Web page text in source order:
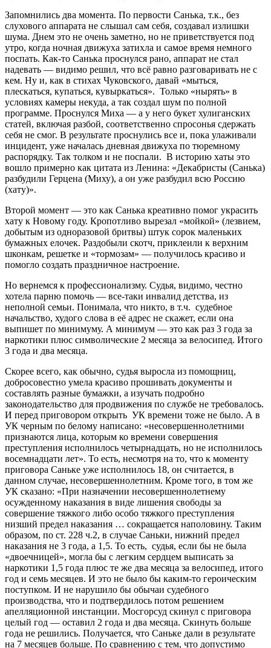
Запомнились два момента. По первости Санька, т.к., без
слухового аппарата не слышал сам себя, создавал излишки
шума. Днем это не очень заметно, но не приветствуется под
утро, когда ночная движуха затихла и самое время немного
поспать. Как-то Санька проснулся рано, аппарат не стал
надевать — видимо решил, что всё равно разговаривать не с
кем. Ну и, как в стихах Чуковского, давай «мыться,
плескаться, купаться, кувыркаться». Только «нырять» в
условиях камеры некуда, а так создал шум по полной
программе. Проснулся Миха — а у него букет хулиганских
статей, включая разбой, соответственно спросонья сдержать
себя не смог. В результате проснулись все и, пока улаживали
инцидент, уже началась дневная движуха по тюремному
распорядку. Так толком и не поспали. В историю хаты это
вошло примерно как цитата из Ленина: «Декабристы (Санька)
разбудили Герцена (Миху), а он уже разбудил всю Россию
(хату)».
Второй момент — это как Санька креативно помог украсить
хату к Новому году. Кропотливо вырезал «мойкой» (лезвием,
добытым из одноразовой бритвы) штук сорок маленьких
бумажных елочек. Раздобыли скотч, приклеили к верхним
шконкам, решетке и «тормозам» — получилось красиво и
помогло создать праздничное настроение.
Но вернемся к профессионализму. Судья, видимо, честно
хотела парню помочь — все-таки инвалид детства, из
неполной семьи. Понимала, что никто, в т.ч. судебное
начальство, худого слова в её адрес не скажет, если она
выпишет по минимуму. А минимум — это как раз 3 года за
наркотики плюс символические 2 месяца за велосипед. Итого
3 года и два месяца.
Скорее всего, как обычно, судья выросла из помощниц,
добросовестно умела красиво прошивать документы и
составлять разные бумажки, а изучать подробно
законодательство для продвижения по службе не требовалось.
И перед приговором открыть УК времени тоже не было. А в
УК черным по белому написано: «несовершеннолетними
признаются лица, которым ко времени совершения
преступления исполнилось четырнадцать, но не исполнилось
восемнадцати лет». То есть, несмотря на то, что к моменту
приговора Саньке уже исполнилось 18, он считается, в
данном случае, несовершеннолетним. Кроме того, в том же
УК сказано: «При назначении несовершеннолетнему
осужденному наказания в виде лишения свободы за
совершение тяжкого либо особо тяжкого преступления
низший предел наказания … сокращается наполовину. Таким
образом, по ст. 228 ч.2, в случае Саньки, нижний предел
наказания не 3 года, а 1,5. То есть, судья, если бы не была
«двоечницей», могла бы с легким сердцем выписать за
наркотики 1,5 года плюс те же два месяца за велосипед, итого
год и семь месяцев. И это не было бы каким-то героическим
поступком. И не нарушило бы обычаи судебного
производства, что и подтвердилось потом решением
апелляционной инстанции. Мосгорсуд скинул с приговора
целый год — оставил 2 года и два месяца. Скинуть больше
года не решились. Получается, что Саньке дали в результате
на 7 месяцев больше. По сравнению с тем, что допустимо